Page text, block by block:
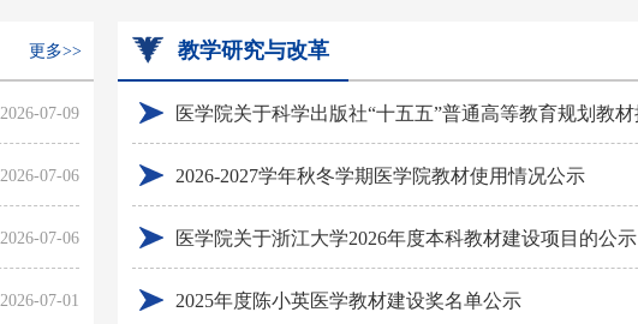
更多>>
2026-07-09
2026-07-06
2026-07-06
2026-07-01
教学研究与改革
2026-2027学年秋冬学期医学院教材使用情况公示
医学院关于浙江大学2026年度本科教材建设项目的公示
2025年度陈小英医学教材建设奖名单公示